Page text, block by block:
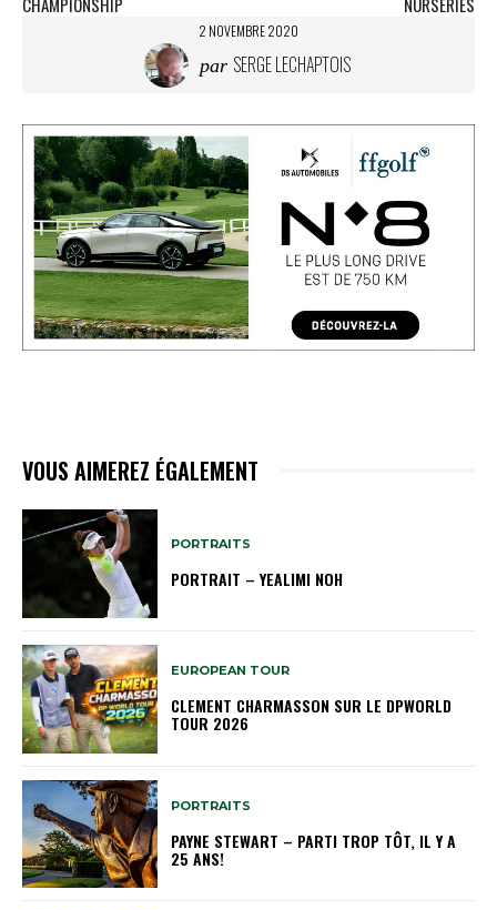
2 NOVEMBRE 2020
par SERGE LECHAPTOIS
VOUS AIMEREZ ÉGALEMENT
PORTRAITS
PORTRAIT – YEALIMI NOH
EUROPEAN TOUR
CLEMENT CHARMASSON SUR LE DPWORLD
TOUR 2026
PORTRAITS
PAYNE STEWART – PARTI TROP TÔT, IL Y A
25 ANS!